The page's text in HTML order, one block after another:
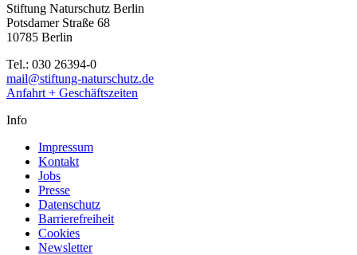
Stiftung Naturschutz Berlin
Potsdamer Straße 68
10785 Berlin
Tel.: 030 26394-0
mail@stiftung-naturschutz.de
Anfahrt + Geschäftszeiten
Info
Impressum
Kontakt
Jobs
Presse
Datenschutz
Barrierefreiheit
Cookies
Newsletter